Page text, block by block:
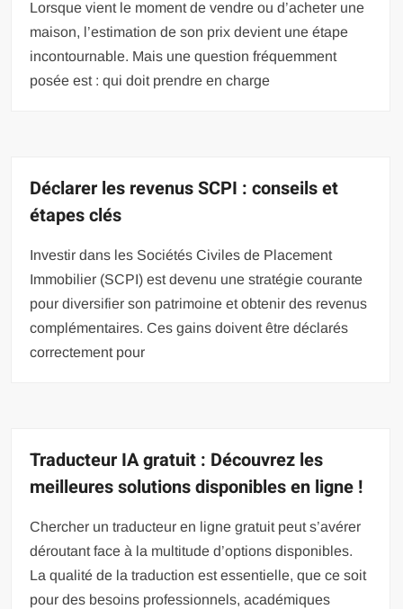
Lorsque vient le moment de vendre ou d’acheter une
maison, l’estimation de son prix devient une étape
incontournable. Mais une question fréquemment
posée est : qui doit prendre en charge
Déclarer les revenus SCPI : conseils et
étapes clés
Investir dans les Sociétés Civiles de Placement
Immobilier (SCPI) est devenu une stratégie courante
pour diversifier son patrimoine et obtenir des revenus
complémentaires. Ces gains doivent être déclarés
correctement pour
Traducteur IA gratuit : Découvrez les
meilleures solutions disponibles en ligne !
Chercher un traducteur en ligne gratuit peut s’avérer
déroutant face à la multitude d’options disponibles.
La qualité de la traduction est essentielle, que ce soit
pour des besoins professionnels, académiques